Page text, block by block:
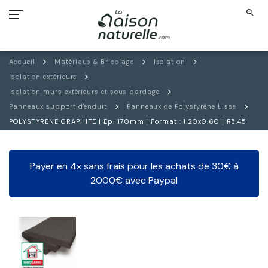
search
Accueil Matériaux & Bricolage
Isolation
Isolation extérieure
Isolation murs extérieurs et sous bardage
Panneaux support d'enduit
Panneaux de Polystyrène Lisse
POLYSTYRENE GRAPHITE | Ep. 170mm | Format : 1.20x0.60 | R5.45
Payer en 4x sans frais pour les achats de 30€ à
2000€ avec Paypal